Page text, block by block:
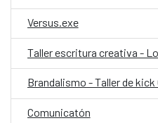
Versus.exe
Taller escritura creativa -
Comunicatón